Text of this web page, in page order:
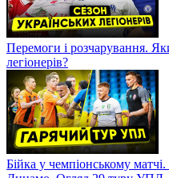
Перемоги і розчарування.
легіонерів?
Бійка у чемпіонському